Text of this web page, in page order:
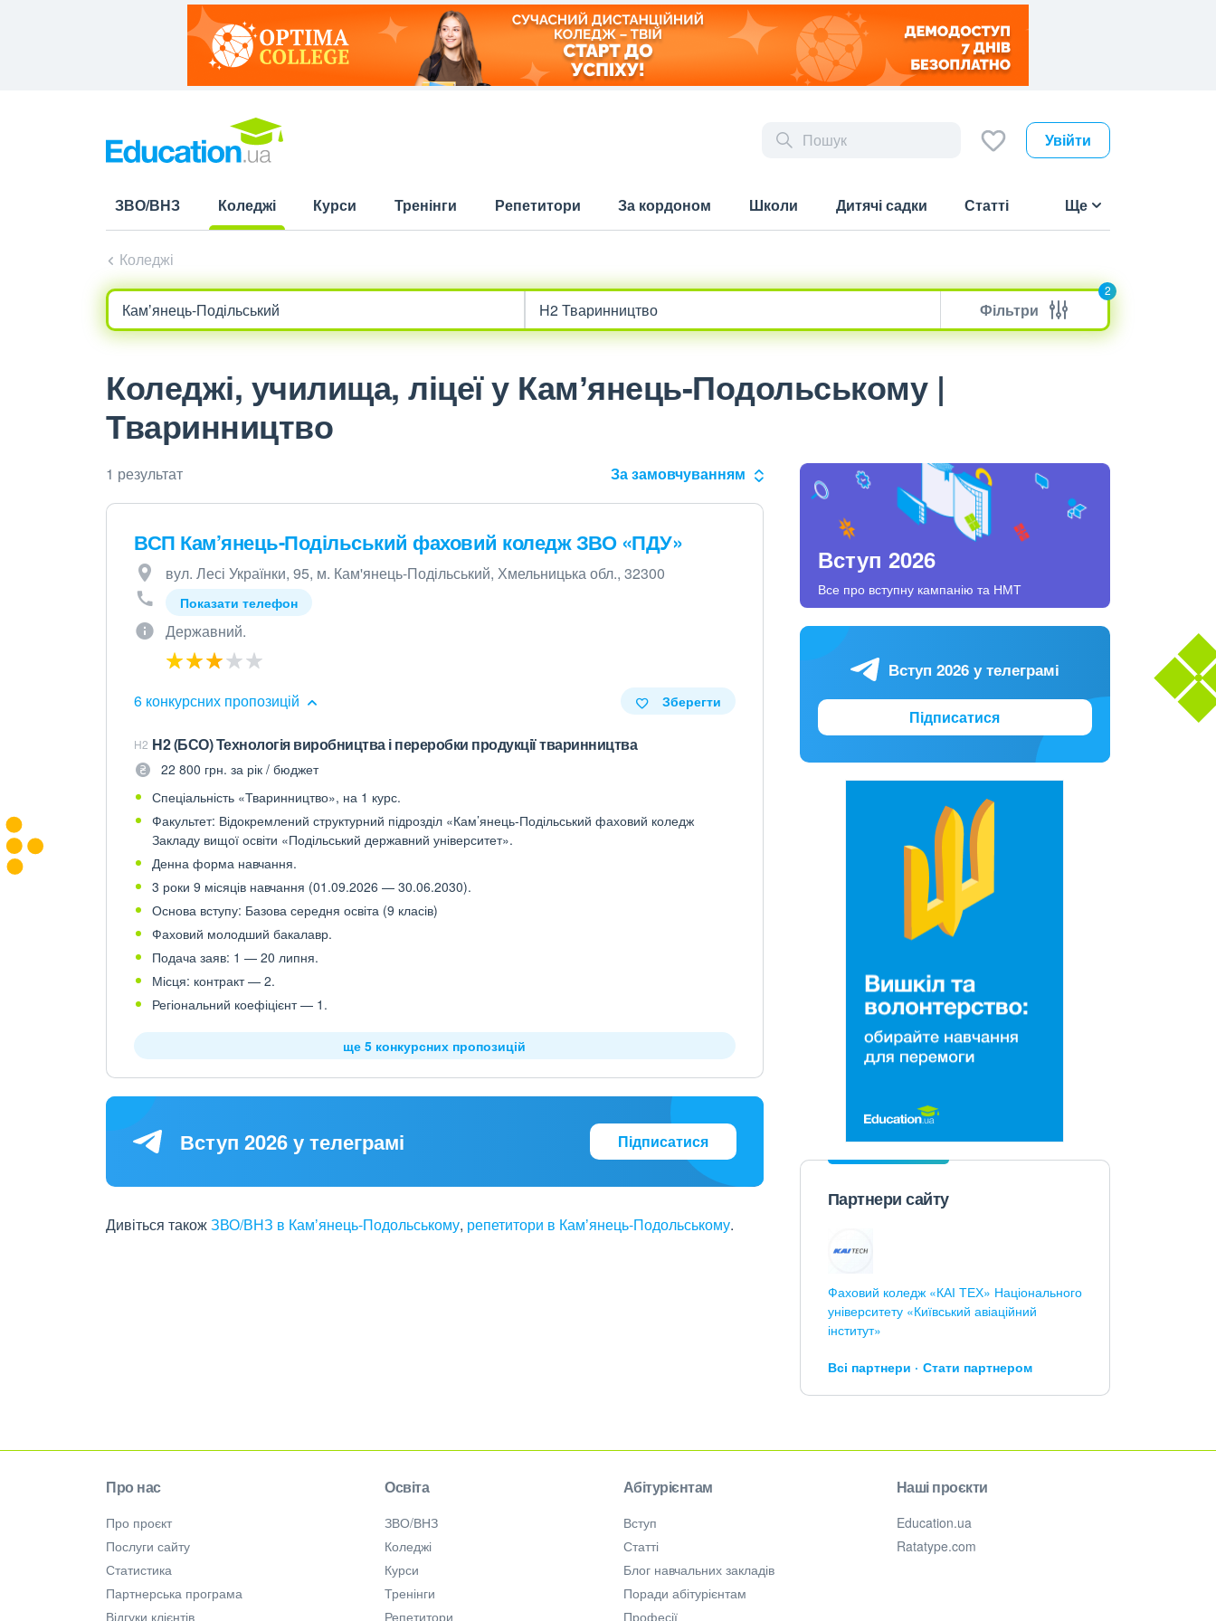
Увійти
ЗВО/ВНЗ
Коледжі
Курси Тренінги Репетитори За кордоном Школи Дитячі садки Статті Ще
Коледжі
Фільтри
2
Коледжі, училища, ліцеї у Камʼянець-Подольському |
Тваринництво
1 результат За замовчуванням
ВСП Кам’янець-Подільський фаховий коледж ЗВО «ПДУ»
вул. Лесі Українки, 95, м. Кам'янець-Подільський, Хмельницька обл., 32300
Показати телефон
Державний.
6 конкурсних пропозицій Зберегти
H2 H2 (БСО) Технологія виробництва і переробки продукції тваринництва
22 800 грн. за рік / бюджет
Спеціальність «Тваринництво», на 1 курс.
Факультет: Відокремлений структурний підрозділ «Кам’янець-Подільський фаховий коледж
Закладу вищої освіти «Подільський державний університет».
Денна форма навчання.
3 роки 9 місяців навчання (01.09.2026 — 30.06.2030).
Основа вступу: Базова середня освіта (9 класів)
Фаховий молодший бакалавр.
Подача заяв: 1 — 20 липня.
Місця: контракт — 2.
Регіональний коефіцієнт — 1.
ще 5 конкурсних пропозицій
Вступ 2026 у телеграмі Підписатися
Дивіться такожЗВО/ВНЗ в Камʼянець-Подольському, репетитори в Камʼянець-Подольському.
Вступ 2026
Все про вступну кампанію та НМТ
Вступ 2026 у телеграмі
Підписатися
Партнери сайту
Фаховий коледж «КАІ ТЕХ» Національного
університету «Київський авіаційний
інститут»
Всі партнери Стати партнером
Про нас
Про проєкт
Послуги сайту
Статистика
Партнерська програма
Відгуки клієнтів
Освіта
ЗВО/ВНЗ
Коледжі
Курси
Тренінги
Репетитори
Абітурієнтам
Вступ
Статті
Блог навчальних закладів
Поради абітурієнтам
Професії
Наші проєкти
Education.ua
Ratatype.com